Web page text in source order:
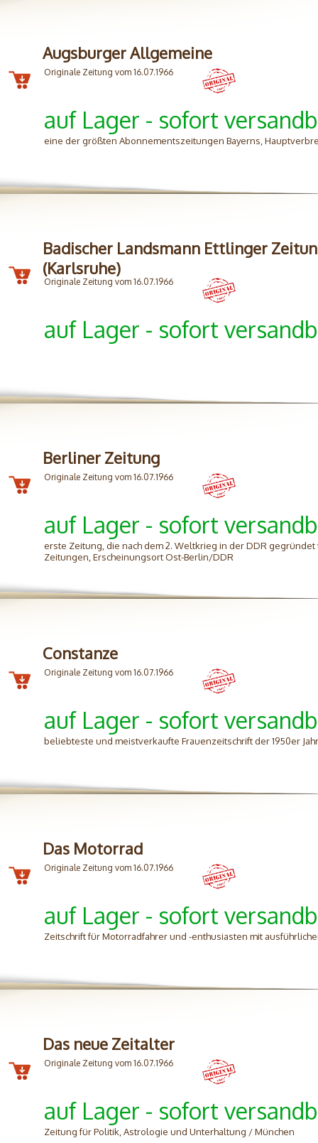
Augsburger Allgemeine
Originale Zeitung vom 16.07.1966
auf Lager - sofort
eine der größten Abonnementszeitungen Bayerns,
Badischer Landsmann Ettlinger
(Karlsruhe)
Originale Zeitung vom 16.07.1966
auf Lager - sofort
Berliner Zeitung
Originale Zeitung vom 16.07.1966
auf Lager - sofort
erste Zeitung, die nach dem 2. Weltkrieg in der DDR
Zeitungen, Erscheinungsort Ost-Berlin/DDR
Constanze
Originale Zeitung vom 16.07.1966
auf Lager - sofort
beliebteste und meistverkaufte Frauenzeitschrift der 1950er
Das Motorrad
Originale Zeitung vom 16.07.1966
auf Lager - sofort
Zeitschrift für Motorradfahrer und -enthusiasten mit
Das neue Zeitalter
Originale Zeitung vom 16.07.1966
auf Lager - sofort
Zeitung für Politik, Astrologie und Unterhaltung / München